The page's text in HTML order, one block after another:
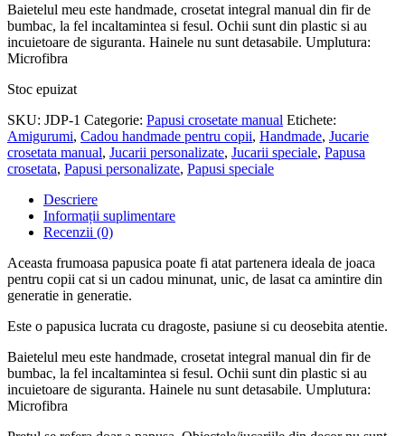
Baietelul meu este handmade, crosetat integral manual din fir de
bumbac, la fel incaltamintea si fesul. Ochii sunt din plastic si au
incuietoare de siguranta. Hainele nu sunt detasabile. Umplutura:
Microfibra
Stoc epuizat
SKU: JDP-1 Categorie: Papusi crosetate manual Etichete:
Amigurumi, Cadou handmade pentru copii, Handmade, Jucarie
crosetata manual, Jucarii personalizate, Jucarii speciale, Papusa
crosetata, Papusi personalizate, Papusi speciale
Descriere
Informații suplimentare
Recenzii (0)
Aceasta frumoasa papusica poate fi atat partenera ideala de joaca
pentru copii cat si un cadou minunat, unic, de lasat ca amintire din
generatie in generatie.
Este o papusica lucrata cu dragoste, pasiune si cu deosebita atentie.
Baietelul meu este handmade, crosetat integral manual din fir de
bumbac, la fel incaltamintea si fesul. Ochii sunt din plastic si au
incuietoare de siguranta. Hainele nu sunt detasabile. Umplutura:
Microfibra